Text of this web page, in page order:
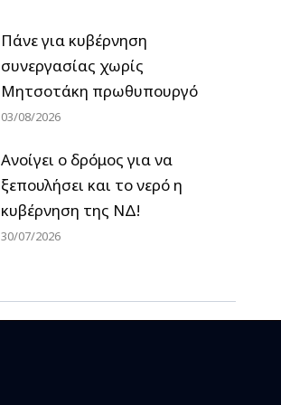
Πάνε για κυβέρνηση
συνεργασίας χωρίς
Μητσοτάκη πρωθυπουργό
03/08/2026
Ανοίγει ο δρόμος για να
ξεπουλήσει και το νερό η
κυβέρνηση της ΝΔ!
30/07/2026